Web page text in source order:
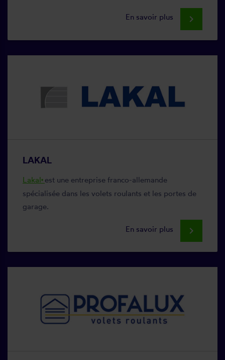
En savoir plus keyboard_arrow_right
LAKAL
Lakal® est une entreprise franco-allemande
spécialisée dans les volets roulants et les portes de
garage.
En savoir plus keyboard_arrow_right